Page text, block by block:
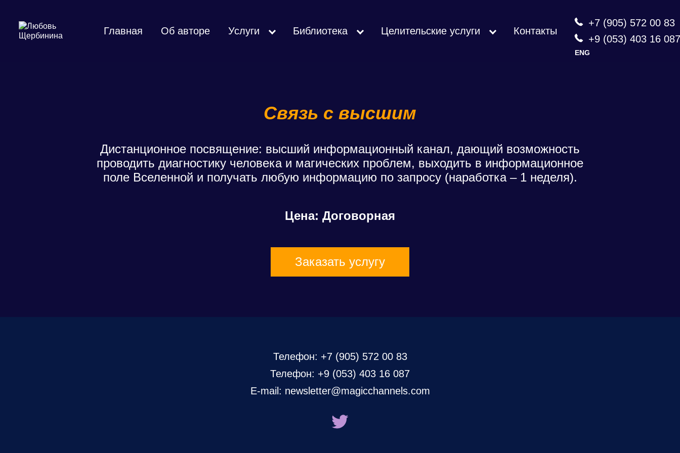
content
Главная Об авторе Услуги Библиотека Целительские услуги Контакты
+7 (905) 572 00 83
+9 (053) 403 16 087
ENG
Связь с высшим
Дистанционное посвящение: высший информационный канал, дающий возможность
проводить диагностику человека и магических проблем, выходить в информационное
поле Вселенной и получать любую информацию по запросу (наработка – 1 неделя).
Цена: Договорная
Заказать услугу
Телефон: +7 (905) 572 00 83
Телефон: +9 (053) 403 16 087
E-mail: newsletter@magicchannels.com
twitter